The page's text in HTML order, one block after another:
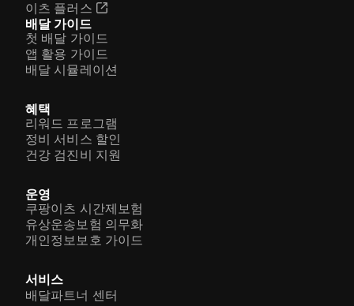
이츠 플러스
배달 가이드
첫 배달 가이드
앱 활용 가이드
배달 시뮬레이션
혜택
리워드 프로그램
정비 서비스 할인
건강 검진비 지원
운영
쿠팡이츠 시간제보험
유상운송보험 의무화
개인정보보호 가이드
서비스
배달파트너 센터